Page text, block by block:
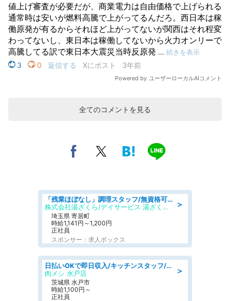
全てのコメントを見る
＞
「残業ほぼなし」調理スタッフ/無資格可/正職員/日勤のみ/デイサービス/社会保障完備
株式会社湯ざくら/デイサービス 湯ざくらケアリゾート
埼玉県 寄居町
時給1,141円～1,200円
正社員
スポンサー：求人ボックス
＞
日払いOKで即日収入/キッチンスタッフ/「原付免許必須」デリバリー業務など、自己成長可能な幅広い仕事に挑戦!髪型自由&ピアス・ネイルOK/茨城県/水戸市
肉メシ 水戸店
茨城県 水戸市
時給1,100円～
正社員